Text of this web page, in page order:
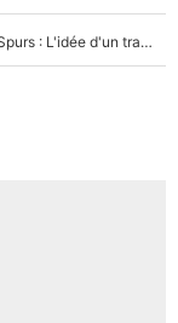
Stephen Curry avec Victor Wembanyama chez les Spurs : L'idée d'un trade historique est lancée en NBA !